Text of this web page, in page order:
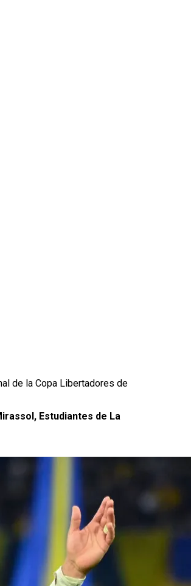
de la Copa Libertadores de
Estudiantes de La